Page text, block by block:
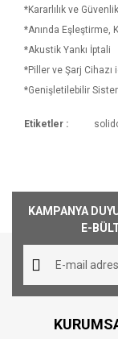
*Kararlılık ve
*Anında Eşleştirme,
*Akustik Yankı İptali
*Piller ve Şarj Cihazı
*Genişletilebilir
Number
Kullanıcı
Wireless
sonları ürün
Kargo Ücreti
1000₺ Üstü
yerine
altında
Aynı Gün
Etiketler :
KAMPANYA
E-